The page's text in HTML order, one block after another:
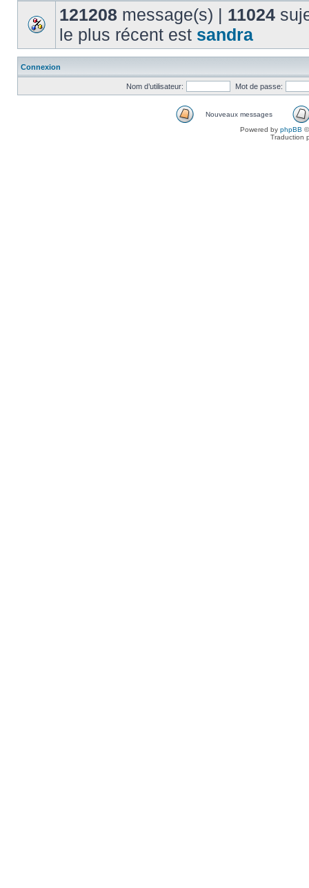
121208 message(s) | 11024
le plus récent est sandra
Connexion
Nom d’utilisateur: Mot de passe:
Nouveaux messages
Powered by phpBB
Traduction